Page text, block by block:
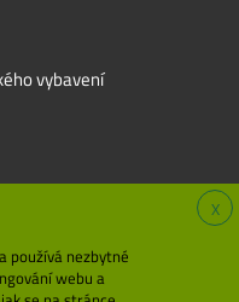
vybavení
X
používá nezbytné
webu a